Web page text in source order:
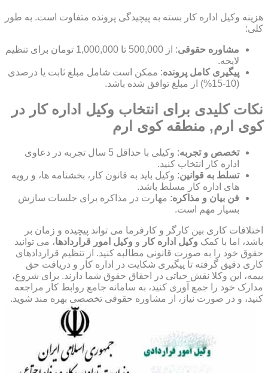
هزینه وکیل اداره کار بسته به پیچیدگی پرونده متفاوت است. به طور
کلی:
مشاوره حقوقی
: از 500,000 تا 1,000,000 تومان برای تنظیم
لایحه.
پیگیری کامل پرونده: ممکن است شامل مبلغ ثابت یا درصدی
(10-15%) از مبلغ توافق شده باشد.
نکات کلیدی برای انتخاب وکیل اداره کار در
کوی ارم, منطقه کوی ارم
تخصص و تجربه
: وکیلی با حداقل 5 سال تجربه در دعاوی
اداره کار انتخاب کنید.
تسلط به قوانین: وکیل باید به قانون کار، بخشنامه ها، و رویه
های اداره کار مسلط باشد.
فن بیان و مذاکره: مهارت در مذاکره برای جلسات سازش
بسیار مهم است.
اختلافات کاری بین کارگر و کارفرما می تواند پیچیده و زمان بر
باشد، اما با کمک وکیل اداره کار و وکیل امور قراردادها، می توانید
حقوق خود را به صورت قانونی مطالبه کنید. از تنظیم قراردادهای
کاری دقیق گرفته تا پیگیری شکایت در اداره کار و دریافت حق
بیمه، این وکلا نقش حیاتی در احقاق حقوق شما دارند. برای شروع،
مدارک خود را جمع آوری کنید، به سامانه جامع روابط کار مراجعه
کنید، و در صورت نیاز، از مشاوره حقوقی تخصصی بهره مند شوید.